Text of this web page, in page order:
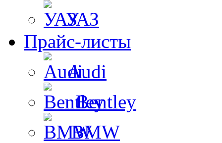
УАЗ
Прайс-листы
Audi
Bentley
BMW